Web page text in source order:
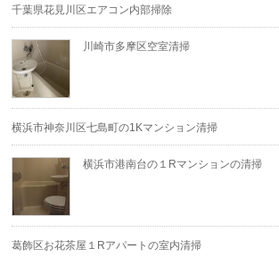
千葉県花見川区エアコン内部掃除
川崎市多摩区空室清掃
横浜市神奈川区七島町の1Kマンション清掃
横浜市港南台の１Rマンションの清掃
葛飾区お花茶屋１Rアパートの室内清掃